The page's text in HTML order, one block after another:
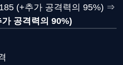
(+추가 공격력의 95%) ⇒
공격력의 90%)